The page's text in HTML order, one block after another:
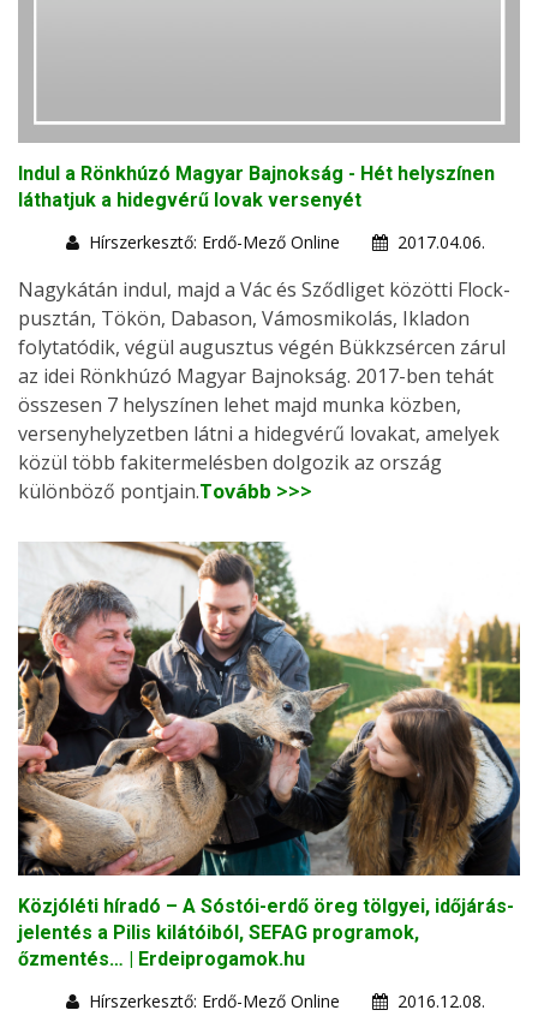
Indul a Rönkhúzó Magyar Bajnokság - Hét helyszínen
láthatjuk a hidegvérű lovak versenyét
Hírszerkesztő: Erdő-Mező Online
2017.04.06.
Nagykátán indul, majd a Vác és Sződliget közötti Flock-
pusztán, Tökön, Dabason, Vámosmikolás, Ikladon
folytatódik, végül augusztus végén Bükkzsércen zárul
az idei Rönkhúzó Magyar Bajnokság. 2017-ben tehát
összesen 7 helyszínen lehet majd munka közben,
versenyhelyzetben látni a hidegvérű lovakat, amelyek
közül több fakitermelésben dolgozik az ország
különböző pontjain.Tovább >>>
Közjóléti híradó – A Sóstói-erdő öreg tölgyei, időjárás-
jelentés a Pilis kilátóiból, SEFAG programok,
őzmentés… | Erdeiprogamok.hu
Hírszerkesztő: Erdő-Mező Online
2016.12.08.